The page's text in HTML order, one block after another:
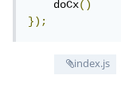
    doCx
()
});
index.js